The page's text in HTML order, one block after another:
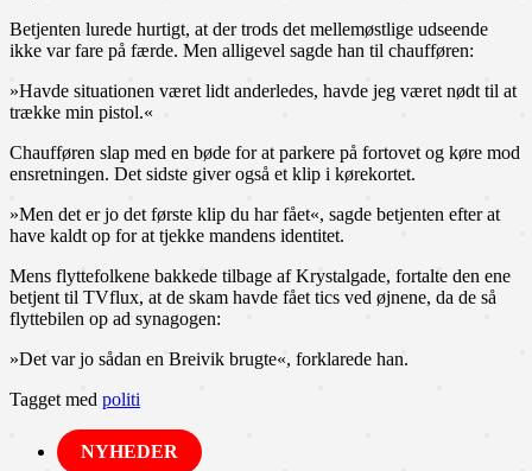
Betjenten lurede hurtigt, at der trods det mellemøstlige udseende
ikke var fare på færde. Men alligevel sagde han til chaufføren:
»Havde situationen været lidt anderledes, havde jeg været nødt til at
trække min pistol.«
Chaufføren slap med en bøde for at parkere på fortovet og køre mod
ensretningen. Det sidste giver også et klip i kørekortet.
»Men det er jo det første klip du har fået«, sagde betjenten efter at
have kaldt op for at tjekke mandens identitet.
Mens flyttefolkene bakkede tilbage af Krystalgade, fortalte den ene
betjent til TVflux, at de skam havde fået tics ved øjnene, da de så
flyttebilen op ad synagogen:
»Det var jo sådan en Breivik brugte«, forklarede han.
Tagget med politi
NYHEDER